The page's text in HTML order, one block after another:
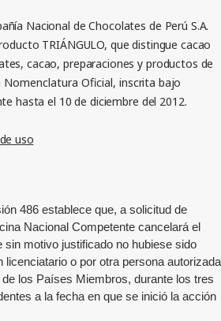
Nacional de Chocolates de Perú S.A.
TRIÁNGULO, que distingue cacao
cacao, preparaciones y productos de
Nomenclatura Oficial,inscrita bajo
hasta el 10 de diciembre del 2012.
uso
486 establece que, a solicitud de
Nacional Competente cancelará el
sin motivo justificado no hubiese sido
licenciatario o por otra persona autorizada
los Países Miembros, durante los tres
a la fecha en que se inició la acción